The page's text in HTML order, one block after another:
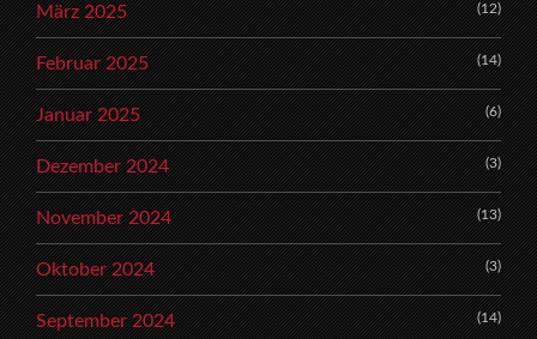
März 2025 (12)
Februar 2025 (14)
Januar 2025 (6)
Dezember 2024 (3)
November 2024 (13)
Oktober 2024 (3)
September 2024 (14)